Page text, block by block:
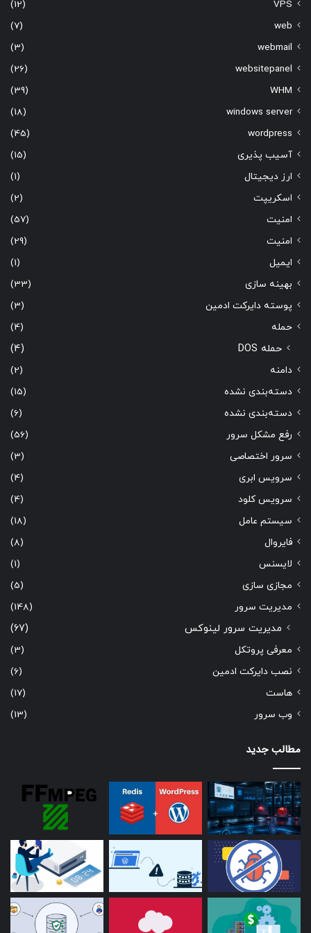
VPS
(12)
web
(7)
webmail
(3)
websitepanel
(26)
WHM
(39)
windows server
(18)
wordpress
(45)
آسیب پذیری
(15)
ارز دیجیتال
(1)
اسکریپت
(2)
امنیت
(57)
امنیت
(29)
ایمیل
(1)
بهینه سازی
(33)
پوسته دایرکت ادمین
(3)
حمله
(4)
حمله DOS (4)
دامنه
(2)
دسته‌بندی نشده
(15)
دسته‌بندی نشده
(6)
رفع مشکل سرور
(56)
سرور اختصاصی
(3)
سرویس ابری
(4)
سرویس کلود
(4)
سیستم عامل
(18)
فایروال
(8)
لایسنس
(1)
مجازی سازی
(5)
مدیریت سرور
(148)
مدیریت سرور لینوکس (67)
معرفی پروتکل
(3)
نصب دایرکت ادمین
(6)
هاست
(17)
وب سرور
(13)
مطالب جدید